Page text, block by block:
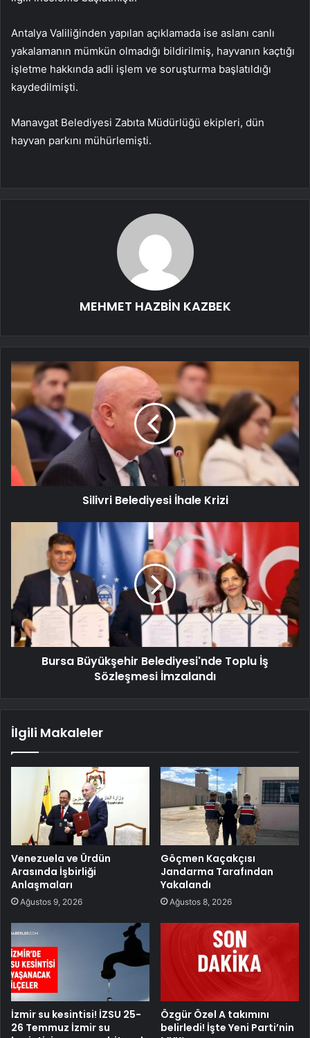
Antalya Valiliğinden yapılan açıklamada ise aslanı canlı
yakalamanın mümkün olmadığı bildirilmiş, hayvanın kaçtığı
işletme hakkında adli işlem ve soruşturma başlatıldığı
kaydedilmişti.
Manavgat Belediyesi Zabıta Müdürlüğü ekipleri, dün
hayvan parkını mühürlemişti.
MEHMET HAZBİN KAZBEK
Silivri Belediyesi İhale Krizi
Bursa Büyükşehir Belediyesi'nde Toplu İş
Sözleşmesi İmzalandı
İlgili Makaleler
Venezuela ve Ürdün
Arasında İşbirliği
Anlaşmaları
Ağustos 9, 2026
Göçmen Kaçakçısı
Jandarma Tarafından
Yakalandı
Ağustos 8, 2026
İzmir su kesintisi! İZSU 25-
26 Temmuz İzmir su
Özgür Özel A takımını
belirledi! İşte Yeni Parti’nin